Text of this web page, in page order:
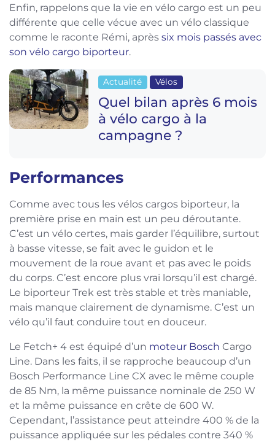
Enfin, rappelons que la vie en vélo cargo est un peu
différente que celle vécue avec un vélo classique
comme le raconte Rémi, après six mois passés avec
son vélo cargo biporteur.
Actualité Vélos
Quel bilan après 6 mois
à vélo cargo à la
campagne ?
Performances
Comme avec tous les vélos cargos biporteur, la
première prise en main est un peu déroutante.
C’est un vélo certes, mais garder l’équilibre, surtout
à basse vitesse, se fait avec le guidon et le
mouvement de la roue avant et pas avec le poids
du corps. C’est encore plus vrai lorsqu’il est chargé.
Le biporteur Trek est très stable et très maniable,
mais manque clairement de dynamisme. C’est un
vélo qu’il faut conduire tout en douceur.
Le Fetch+ 4 est équipé d’un moteur Bosch Cargo
Line. Dans les faits, il se rapproche beaucoup d’un
Bosch Performance Line CX avec le même couple
de 85 Nm, la même puissance nominale de 250 W
et la même puissance en crête de 600 W.
Cependant, l’assistance peut atteindre 400 % de la
puissance appliquée sur les pédales contre 340 %